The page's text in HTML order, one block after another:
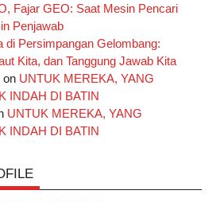
Fajar GEO: Saat Mesin Pencari
Penjawab
di Persimpangan Gelombang:
Kita, dan Tanggung Jawab Kita
on UNTUK MEREKA, YANG
INDAH DI BATIN
UNTUK MEREKA, YANG
INDAH DI BATIN